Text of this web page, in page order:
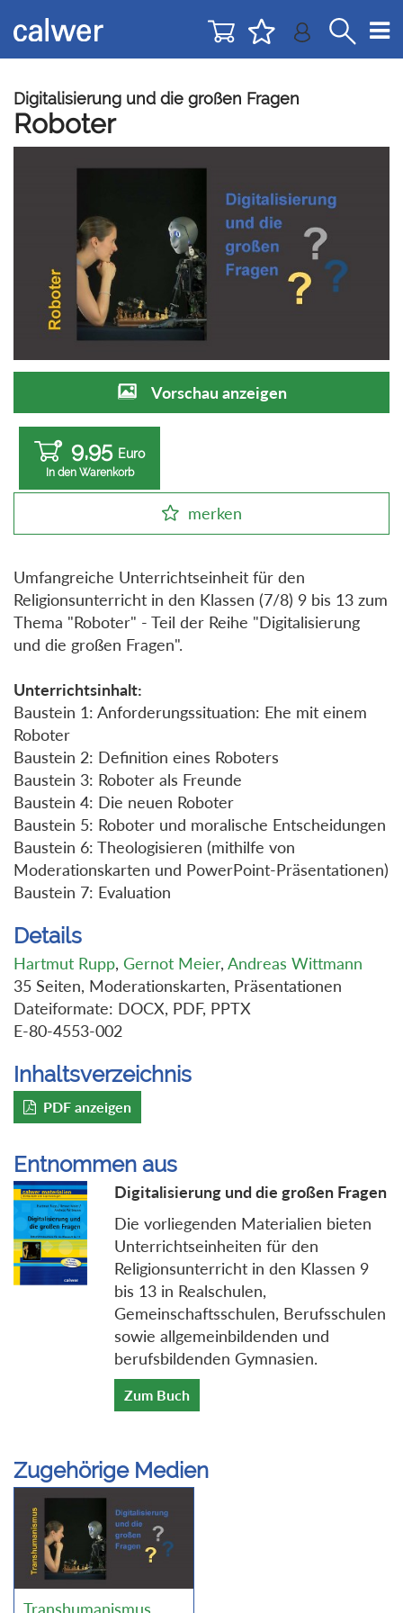
zur
Navigation
zum
Inhalt
Digitalisierung und die großen Fragen
Roboter
Vorschau anzeigen
9,95 Euro
In den Warenkorb
merken
Umfangreiche Unterrichtseinheit für den
Religionsunterricht in den Klassen (7/8) 9 bis 13 zum
Thema "Roboter" - Teil der Reihe "Digitalisierung
und die großen Fragen".
Unterrichtsinhalt:
Baustein 1: Anforderungssituation: Ehe mit einem
Roboter
Baustein 2: Definition eines Roboters
Baustein 3: Roboter als Freunde
Baustein 4: Die neuen Roboter
Baustein 5: Roboter und moralische Entscheidungen
Baustein 6: Theologisieren (mithilfe von
Moderationskarten und PowerPoint-Präsentationen)
Baustein 7: Evaluation
Details
Hartmut Rupp, Gernot Meier, Andreas Wittmann
35 Seiten, Moderationskarten, Präsentationen
Dateiformate: DOCX, PDF, PPTX
E-80-4553-002
Inhaltsverzeichnis
PDF anzeigen
Entnommen aus
Digitalisierung und die großen Fragen
Die vorliegenden Materialien bieten
Unterrichtseinheiten für den
Religionsunterricht in den Klassen 9
bis 13 in Realschulen,
Gemeinschaftsschulen, Berufsschulen
sowie allgemeinbildenden und
berufsbildenden Gymnasien.
Zum Buch
Zugehörige Medien
Transhumanismus